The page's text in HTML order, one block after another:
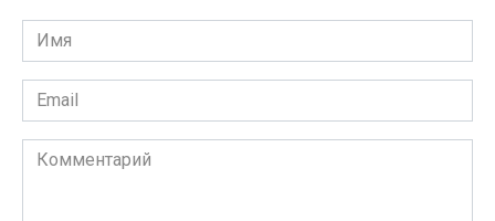
Имя
*
Email
*
Комментарий